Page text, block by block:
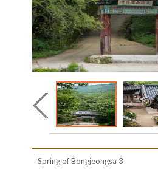
Spring of Bongjeongsa 3